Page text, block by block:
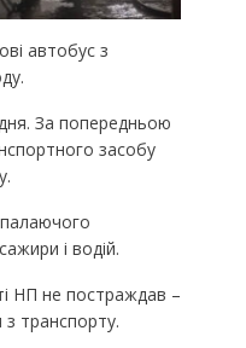
автобус з
За попередньою
засобу
і водій.
НП не постраждав –
транспорту.